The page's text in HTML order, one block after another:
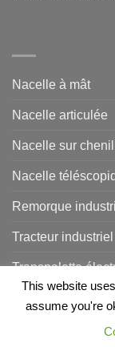
Nacelle à mât
Nacelle articulée
Nacelle sur
Nacelle
Remorque
Tracteur industriel
Transpalette
This website
assume you're